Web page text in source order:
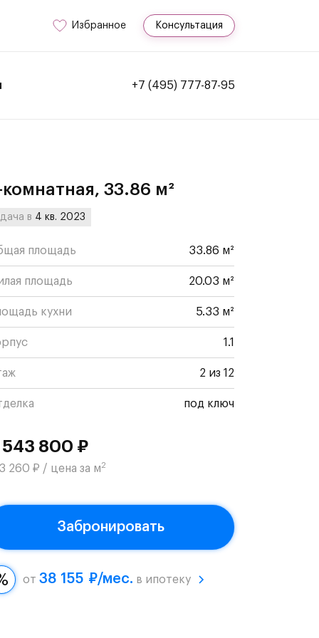
Избранное Консультация
+7 (495) 777-87-95
комнатная, 33.86 м²
в 4 кв. 2023
площадь 33.86 м²
площадь 20.03 м²
кухни 5.33 м²
1.1
2 из 12
под ключ
543 800 ₽
260 ₽ / цена за м2
Забронировать
от 38 155 ₽/мес. в ипотеку